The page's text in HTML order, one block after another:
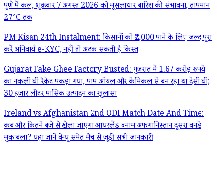
पुणे में कल, शुक्रवार 7 अगस्त 2026 को मूसलाधार बारिश की संभावना, तापमान
27°C तक
PM Kisan 24th Instalment: किसानों को ₹2,000 पाने के लिए जल्द पूरा
करें अनिवार्य e-KYC, नहीं तो अटक सकती है किस्त
Gujarat Fake Ghee Factory Busted: गुजरात में 1.67 करोड़ रुपये
का नकली घी रैकेट पकड़ा गया, पाम ऑयल और केमिकल से बन रहा था देसी घी;
30 हजार लीटर मासिक उत्पादन का खुलासा
Ireland vs Afghanistan 2nd ODI Match Date And Time:
कब और कितने बजे से खेला जाएगा आयरलैंड बनाम अफगानिस्तान दूसरा वनडे
मुकाबला? यहां जानें वेन्यू समेत मैच से जुड़ी सभी जानकारी